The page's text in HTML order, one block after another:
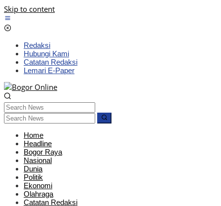
Skip to content
Redaksi
Hubungi Kami
Catatan Redaksi
Lemari E-Paper
Home
Headline
Bogor Raya
Nasional
Dunia
Politik
Ekonomi
Olahraga
Catatan Redaksi